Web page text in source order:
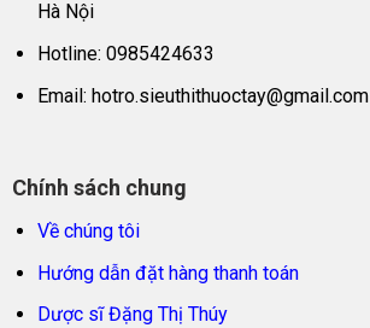
Hà Nội
Hotline: 0985424633
Email: hotro.sieuthithuoctay@gmail.com
Chính sách chung
Về chúng tôi
Hướng dẫn đặt hàng thanh toán
Dược sĩ Đặng Thị Thúy